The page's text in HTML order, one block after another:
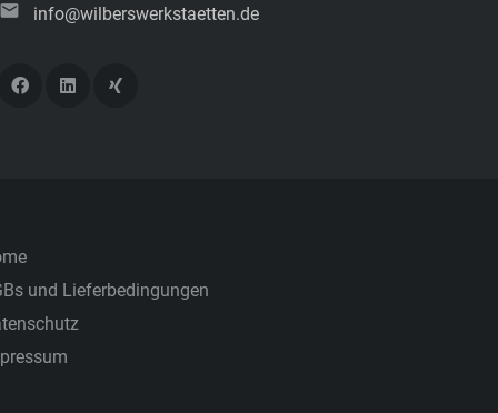
info@wilberswerkstaetten.de
und Lieferbedingungen